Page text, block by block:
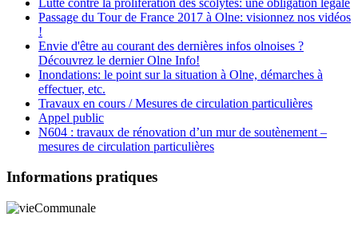
Passage du Tour de France 2017 à Olne: visionnez nos vidéos
!
Envie d'être au courant des dernières infos olnoises ?
Découvrez le dernier Olne Info!
Inondations: le point sur la situation à Olne, démarches à
effectuer, etc.
Travaux en cours / Mesures de circulation particulières
Appel public
N604 : travaux de rénovation d’un mur de soutènement –
mesures de circulation particulières
Informations pratiques